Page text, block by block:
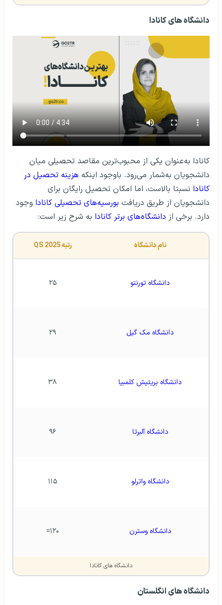
دانشگاه های کانادا
کانادا به‌عنوان یکی از محبوب‌ترین مقاصد تحصیلی میان
دانشجویان به‌شمار می‌رود. باوجود اینکه هزینه تحصیل در
کانادا نسبتا بالاست، اما امکان تحصیل رایگان برای
دانشجویان از طریق دریافت بورسیه‌های تحصیلی کانادا وجود
دارد. برخی از دانشگاه‌های برتر کانادا به شرح زیر است:
نام دانشگاه رتبه QS 2025
دانشگاه تورنتو ۲۵
دانشگاه مک گیل ۲۹
دانشگاه بریتیش کلمبیا ۳۸
دانشگاه آلبرتا ۹۶
دانشگاه واترلو ۱۱۵
دانشگاه وسترن ۱۲۰=
دانشگاه های کانادا
دانشگاه های انگلستان